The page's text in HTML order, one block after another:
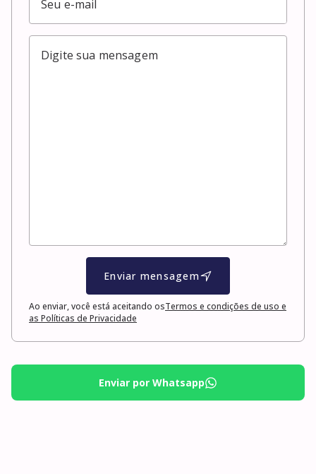
Enviar mensagem
Ao enviar, você está aceitando osTermos e condições de uso e
as Políticas de Privacidade
Enviar por Whatsapp